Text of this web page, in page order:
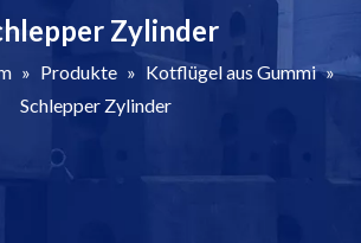
Zylinder
» Produkte » Kotflügel aus Gummi »
Schlepper Zylinder